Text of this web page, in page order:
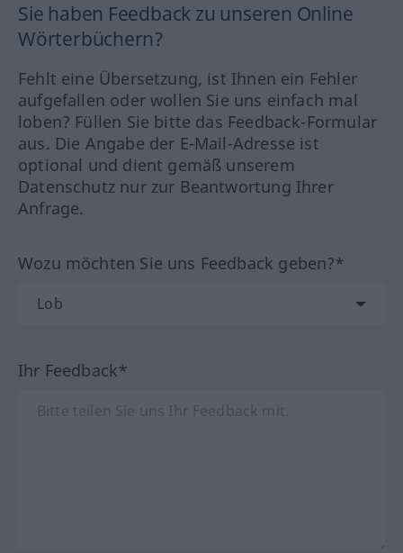
Sie haben Feedback zu unseren Online
Wörterbüchern?
Fehlt eine Übersetzung, ist Ihnen ein Fehler
aufgefallen oder wollen Sie uns einfach mal
loben? Füllen Sie bitte das Feedback-Formular
aus. Die Angabe der E-Mail-Adresse ist
optional und dient gemäß unserem
Datenschutz nur zur Beantwortung Ihrer
Anfrage.
Wozu möchten Sie uns Feedback geben?*
Ihr Feedback*